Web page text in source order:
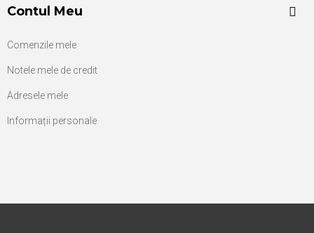
Contul Meu
Comenzile mele
Notele mele de credit
Adresele mele
Informații personale